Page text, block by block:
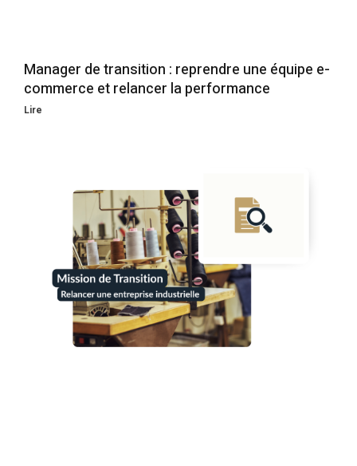
Manager de transition : reprendre une équipe e-
commerce et relancer la performance
Lire